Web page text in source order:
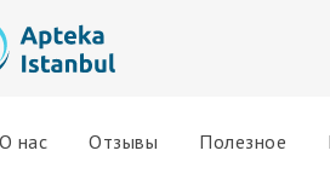
О нас Отзывы Полезное